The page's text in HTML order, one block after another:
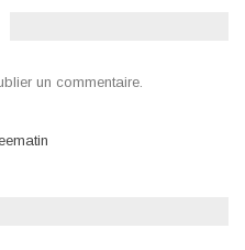
un commentaire.